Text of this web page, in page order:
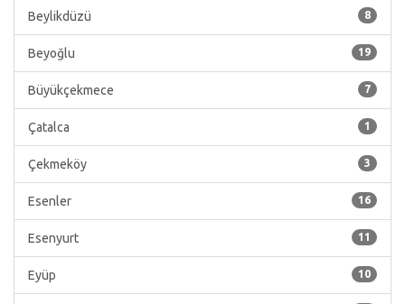
8
Beylikdüzü
19
Beyoğlu
7
Büyükçekmece
1
Çatalca
3
Çekmeköy
16
Esenler
11
Esenyurt
10
Eyüp